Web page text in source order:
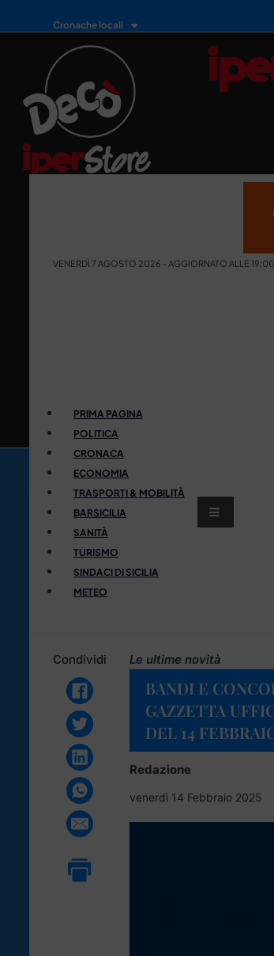
Cronache locali
VENERDÌ 7 AGOSTO 2026 - AGGIORNATO ALLE 19:00
PRIMA PAGINA
POLITICA
CRONACA
ECONOMIA
TRASPORTI & MOBILITÀ
BARSICILIA
SANITÀ
TURISMO
SINDACI DI SICILIA
METEO
Condividi Le ultime novità
BANDI E
GAZZETTA
DEL 14
Redazione
venerdì 14 Febbraio 2025